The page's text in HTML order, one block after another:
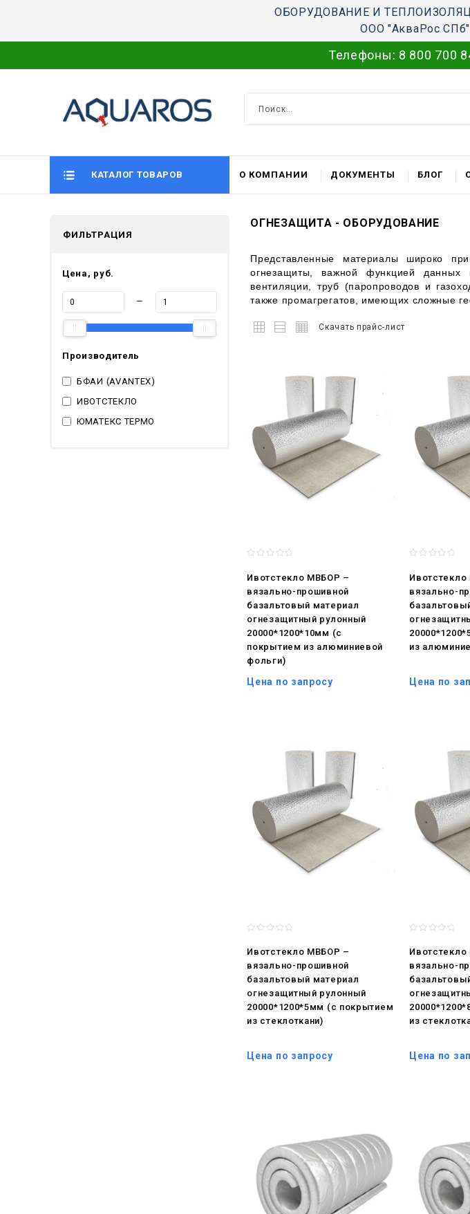
ОБОРУДОВАНИЕ И
ООО "АкваРос
Телефоны: 8 800 700
КАТАЛОГ ТОВАРОВ О КОМПАНИИ ДОКУМЕНТЫ БЛОГ
ФИЛЬТРАЦИЯ
Цена, руб.
—
Производитель
БФАИ (AVANTEX)
ИВОТСТЕКЛО
ЮМАТЕКС ТЕРМО
ОГНЕЗАЩИТА - ОБОРУДОВАНИЕ
Представленные материалы широко
огнезащиты, важной функцией данных
вентиляции, труб (паропроводов и
также промагрегатов, имеющих сложные
Скачать прайс-лист
Ивотстекло МВБОР –
вязально-прошивной
базальтовый материал
огнезащитный рулонный
20000*1200*10мм (с
покрытием из алюминиевой
фольги)
Цена по запросу
вязально-
из
Цена по
Ивотстекло МВБОР –
вязально-прошивной
базальтовый материал
огнезащитный рулонный
20000*1200*5мм (с покрытием
из стеклоткани)
Цена по запросу
вязально-
из
Цена по